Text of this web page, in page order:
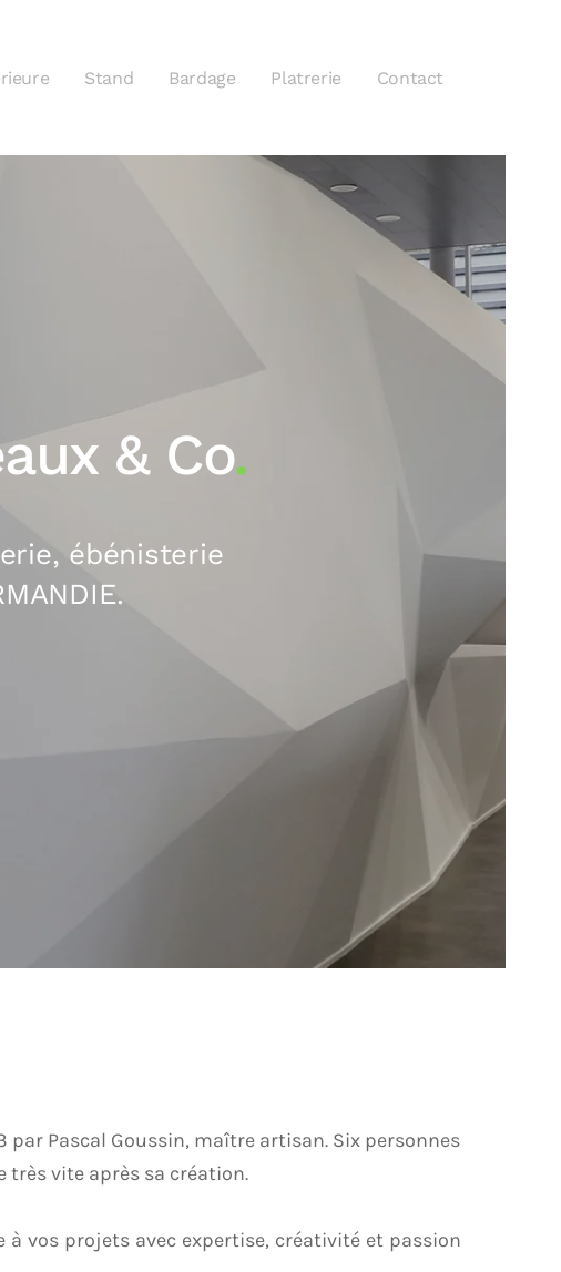
Stand Bardage Platrerie Contact
& Co.
ébénisterie
par Pascal Goussin, maître artisan. Six personnes
vite après sa création.
vos projets avec expertise, créativité et passion